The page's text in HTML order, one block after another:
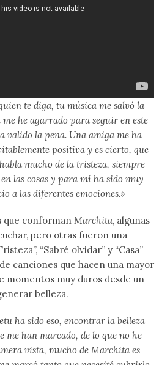
te diga, tu música me salvó la
he agarrado para seguir en este
valido la pena. Una amiga me ha
positiva y es cierto, que
mucho de la tristeza, siempre
las cosas y para mí ha sido muy
a las diferentes emociones.»
que conforman Marchita, algunas
pero otras fueron una
“Sabré olvidar” y “Casa”
canciones que hacen una mayor
momentos muy duros desde un
belleza.
ha sido eso, encontrar la belleza
me han marcado, de lo que no he
vista, mucho de Marchita es